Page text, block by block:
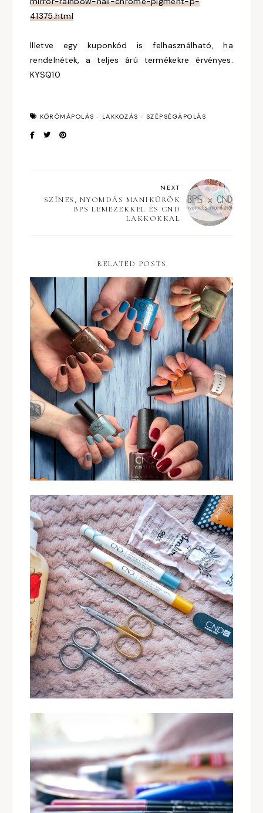
41375.html
Illetve egy kuponkód is felhasználható, ha
rendelnétek, a teljes árú termékekre érvényes.
KYSQ10
KÖRÖMÁPOLÁS · LAKKOZÁS · SZÉPSÉGÁPOLÁS
NEXT
SZÍNES, NYOMDÁS MANIKŰRÖK
BPS LEMEZEKKEL ÉS CND
LAKKOKKAL
RELATED POSTS